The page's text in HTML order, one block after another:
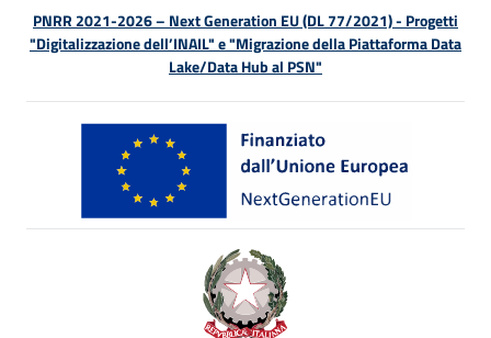
PNRR 2021-2026 – Next Generation EU (DL 77/2021) - Progetti
"Digitalizzazione dell’INAIL" e "Migrazione della Piattaforma Data
Lake/Data Hub al PSN"